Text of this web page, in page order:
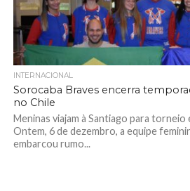
INTERNACIONAL
Sorocaba Braves encerra
no Chile
Meninas viajam à Santiago para
Ontem, 6 de dezembro, a equipe
embarcou rumo...